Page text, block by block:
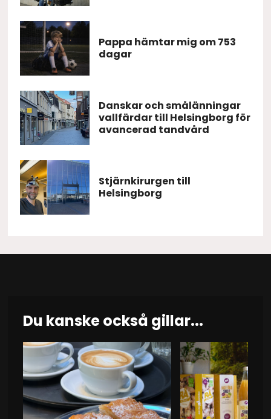
Pappa hämtar mig om 753
dagar
Danskar och smålänningar
vallfärdar till Helsingborg för
avancerad tandvård
Stjärnkirurgen till
Helsingborg
Du kanske också gillar...